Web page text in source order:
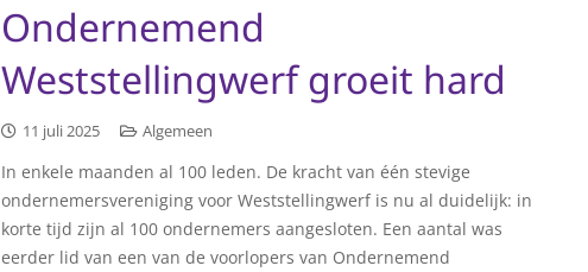
Ondernemend
Weststellingwerf groeit hard
11 juli 2025 Algemeen
In enkele maanden al 100 leden. De kracht van één stevige
ondernemersvereniging voor Weststellingwerf is nu al duidelijk: in
korte tijd zijn al 100 ondernemers aangesloten. Een aantal was
eerder lid van een van de voorlopers van Ondernemend